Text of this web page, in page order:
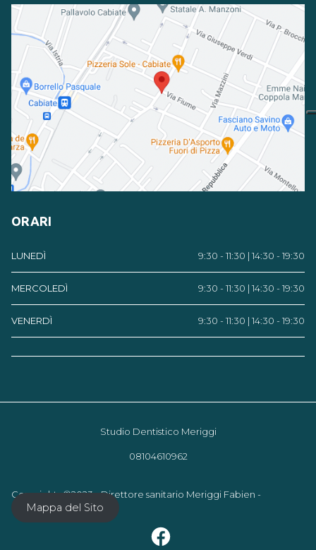
ORARI
LUNEDÌ 9:30 - 11:30 | 14:30 - 19:30
MERCOLEDÌ 9:30 - 11:30 | 14:30 - 19:30
VENERDÌ 9:30 - 11:30 | 14:30 - 19:30
Studio Dentistico Meriggi
08104610962
Copyrights ©2023 - Direttore sanitario Meriggi Fabien -
Mappa del Sito